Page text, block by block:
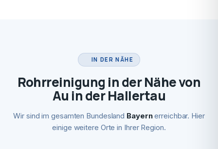
IN DER NÄHE
Rohrreinigung in der Nähe von
Au in der Hallertau
Wir sind im gesamten Bundesland Bayernerreichbar. Hier
einige weitere Orte in Ihrer Region.